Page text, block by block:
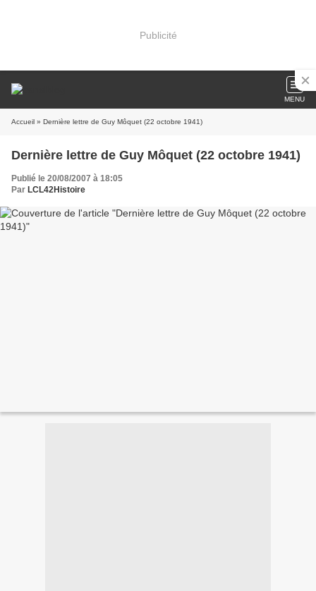
Publicité
MENU
Accueil » Dernière lettre de Guy Môquet (22 octobre 1941)
Dernière lettre de Guy Môquet (22 octobre 1941)
Publié le 20/08/2007 à 18:05
Par LCL42Histoire